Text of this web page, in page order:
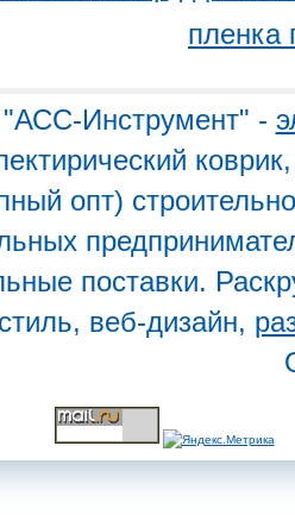
пленка
Инструмент" -
опт)
поставки.
веб-дизайн,